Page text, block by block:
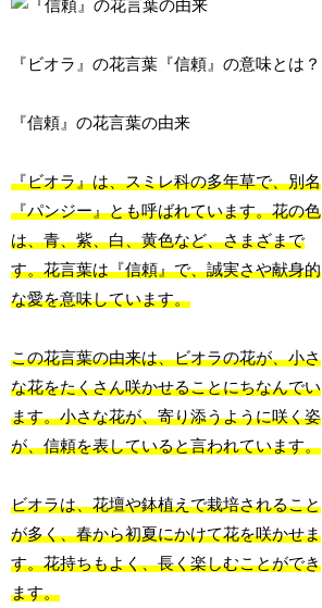
『ビオラ』の花言葉『信頼』の意味とは？
『信頼』の花言葉の由来
『ビオラ』は、スミレ科の多年草で、別名
『パンジー』とも呼ばれています。花の色
は、青、紫、白、黄色など、さまざまで
す。花言葉は『信頼』で、誠実さや献身的
な愛を意味しています。
この花言葉の由来は、ビオラの花が、小さ
な花をたくさん咲かせることにちなんでい
ます。小さな花が、寄り添うように咲く姿
が、信頼を表していると言われています。
ビオラは、花壇や鉢植えで栽培されること
が多く、春から初夏にかけて花を咲かせま
す。花持ちもよく、長く楽しむことができ
ます。